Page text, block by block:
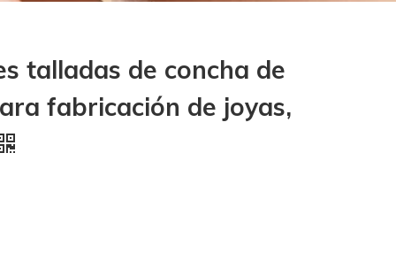
talladas de concha de
fabricación de joyas,